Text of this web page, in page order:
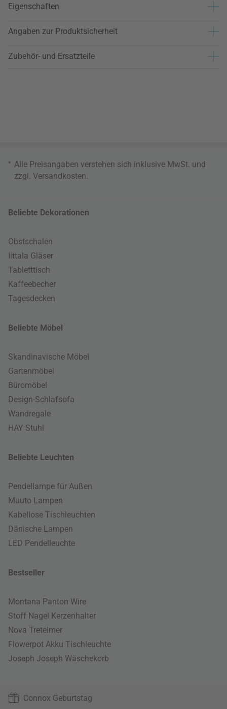
Eigenschaften
Angaben zur Produktsicherheit
Zubehör- und Ersatzteile
* Alle Preisangaben verstehen sich inklusive MwSt. und
zzgl. Versandkosten
Beliebte Dekorationen
Obstschalen
Iittala Gläser
Tabletttisch
Kaffeebecher
Tagesdecken
Beliebte Möbel
Skandinavische Möbel
Gartenmöbel
Büromöbel
Design-Schlafsofa
Wandregale
HAY Stuhl
Beliebte Leuchten
Pendellampe für Außen
Muuto Lampen
Kabellose Tischleuchten
Dänische Lampen
LED Pendelleuchte
Bestseller
Montana Panton Wire
Stoff Nagel Kerzenhalter
Nova Treteimer
Flowerpot Akku Tischleuchte
Joseph Joseph Wäschekorb
Connox Geburtstag